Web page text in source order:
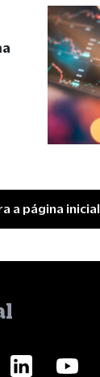
a página inicial